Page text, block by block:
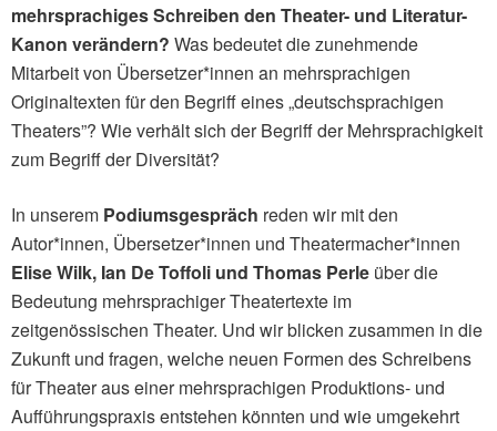
mehrsprachiges Schreiben den Theater- und Literatur-
Kanon verändern? Was bedeutet die zunehmende
Mitarbeit von Übersetzer*innen an mehrsprachigen
Originaltexten für den Begriff eines „deutschsprachigen
Theaters”? Wie verhält sich der Begriff der Mehrsprachigkeit
zum Begriff der Diversität?
In unserem Podiumsgespräch reden wir mit den
Autor*innen, Übersetzer*innen und Theatermacher*innen
Elise Wilk, Ian De Toffoli und Thomas Perle über die
Bedeutung mehrsprachiger Theatertexte im
zeitgenössischen Theater. Und wir blicken zusammen in die
Zukunft und fragen, welche neuen Formen des Schreibens
für Theater aus einer mehrsprachigen Produktions- und
Aufführungspraxis entstehen könnten und wie umgekehrt